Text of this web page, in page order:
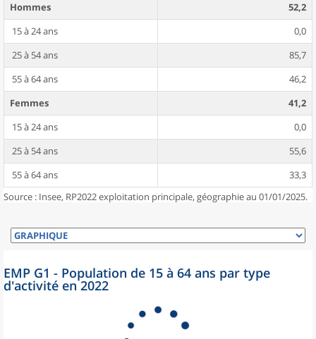
Hommes
52,2
15 à 24 ans
0,0
25 à 54 ans
85,7
55 à 64 ans
46,2
Femmes
41,2
15 à 24 ans
0,0
25 à 54 ans
55,6
55 à 64 ans
33,3
Source : Insee, RP2022 exploitation principale, géographie au 01/01/2025.
EMP G1 - Population de 15 à 64 ans par type
d'activité en 2022